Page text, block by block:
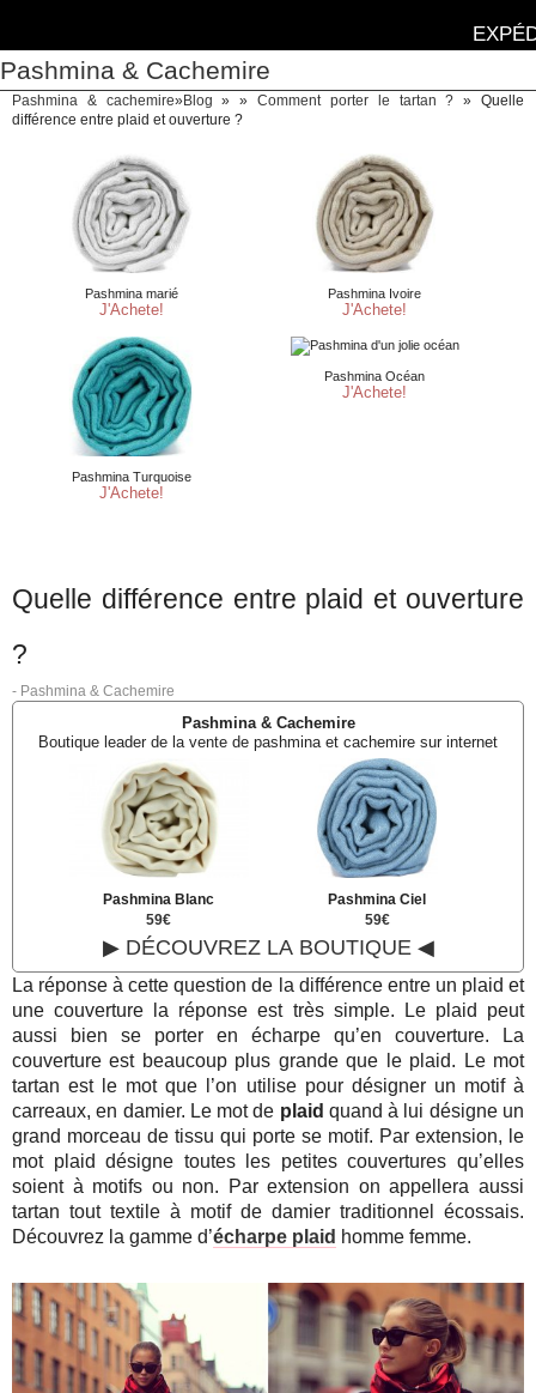
Pashmina & Cachemire
Pashmina & cachemire»Blog » »Comment porter le tartan ? »Quelle
différence entre plaid et ouverture ?
Quelle différence entre plaid et ouverture
?
- Pashmina & Cachemire
Pashmina & Cachemire
Boutique leader de la vente de pashmina et cachemire sur internet
Pashmina Blanc
59€
Pashmina Ciel
59€
▶ DÉCOUVREZ LA BOUTIQUE ◀
La réponse à cette question de la différence entre un plaid et
une couverture la réponse est très simple. Le plaid peut
aussi bien se porter en écharpe qu’en couverture. La
couverture est beaucoup plus grande que le plaid. Le mot
tartan est le mot que l’on utilise pour désigner un motif à
carreaux, en damier. Le mot de plaid quand à lui désigne un
grand morceau de tissu qui porte se motif. Par extension, le
mot plaid désigne toutes les petites couvertures qu’elles
soient à motifs ou non. Par extension on appellera aussi
tartan tout textile à motif de damier traditionnel écossais.
Découvrez la gamme d’écharpe plaid homme femme.